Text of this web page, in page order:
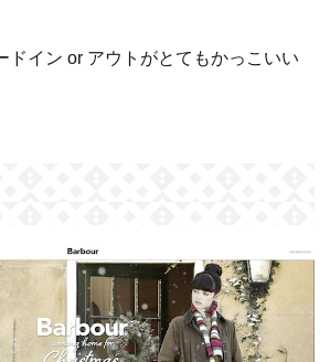
ドイン or アウトがとてもかっこいい